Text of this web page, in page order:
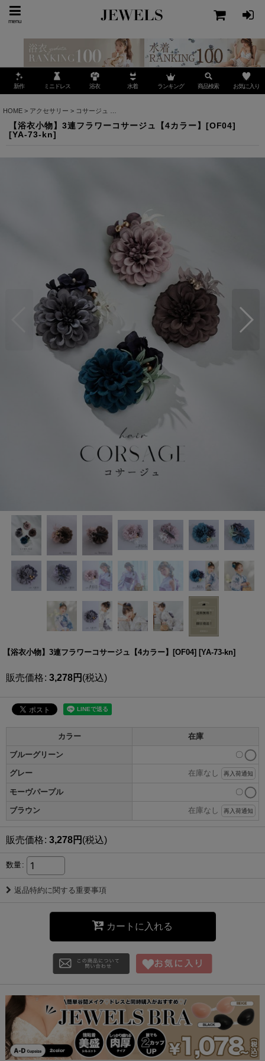
menu
新作 ミニドレス 浴衣 水着 ランキング 商品検索 お気に入り
HOME > アクセサリー > コサージュ
【浴衣小物】3連フラワーコサージュ【4カラー】[OF04]
[YA-73-kn]
【浴衣小物】3連フラワーコサージュ【4カラー】[OF04] [YA-73-kn]
販売価格: 3,278円 (税込)
カラー 在庫
ブルーグリーン 〇
グレー 在庫なし 再入荷通知
モーヴパープル 〇
ブラウン 在庫なし 再入荷通知
販売価格: 3,278円 (税込)
数量:
返品特約に関する重要事項
カートに入れる